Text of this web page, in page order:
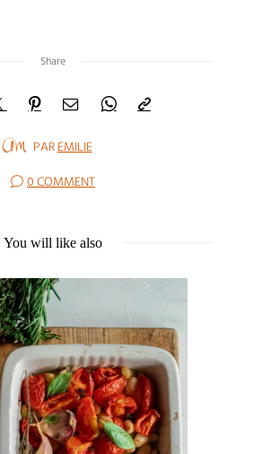
Share
PAREMILIE
0 COMMENT
You will like also